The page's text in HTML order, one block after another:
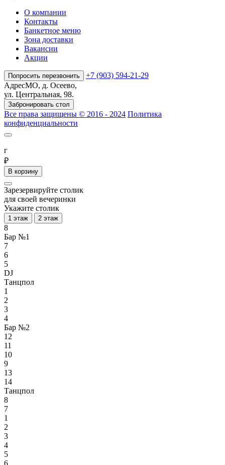
О компании
Контакты
Банкетное меню
Зона доставки
Вакансии
Акции
Попросить перезвонить
+7 (903) 594-21-29
АдресМО, д. Осеево,
ул. Центральная, 98.
Забронировать стол
Все права защищены © 2016 - 2024 Политика
конфиденциальности
г
₽
В корзину
Зарезервируйте столик
для своей вечеринки
Укажите столик
1 этаж 2 этаж
8
Бар №1
7
6
5
DJ
Танцпол
1
2
3
4
Бар №2
12
11
10
9
13
14
Танцпол
8
7
1
2
3
4
5
6